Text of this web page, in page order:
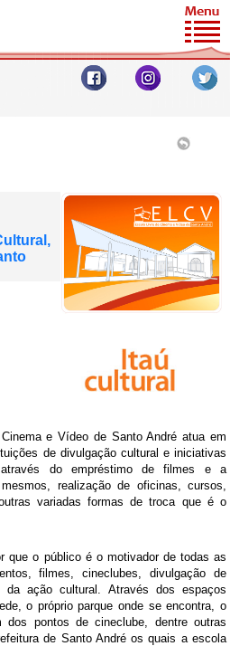
e Vídeo de Santo André atua em
de divulgação cultural e iniciativas
do empréstimo de filmes e a
realização de oficinas, cursos,
variadas formas de troca que é o
que o público é o motivador de todas as
filmes, cineclubes, divulgação de
ação cultural. Através dos espaços
o próprio parque onde se encontra, o
dos pontos de cineclube, dentre outras
de Santo André os quais a escola